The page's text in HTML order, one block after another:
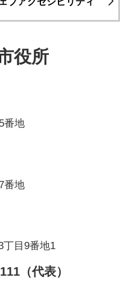
役所
番地
番地
丁目9番地1
（代表）